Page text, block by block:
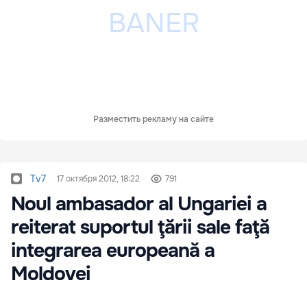
Разместить рекламу на сайте
Tv7 17 октября 2012, 18:22 791
Noul ambasador al Ungariei a
reiterat suportul ţării sale faţă
integrarea europeană a
Moldovei